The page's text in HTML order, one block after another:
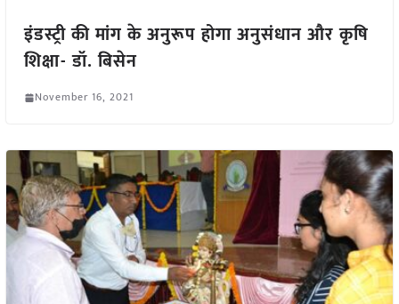
इंडस्ट्री की मांग के अनुरूप होगा अनुसंधान और कृषि
शिक्षा- डॉ. बिसेन
November 16, 2021